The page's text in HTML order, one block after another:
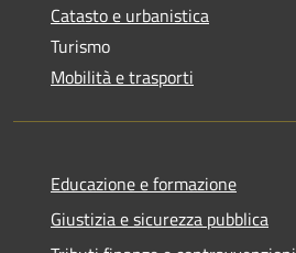
Catasto e urbanistica
Turismo
Mobilità e trasporti
Educazione e formazione
Giustizia e sicurezza pubblica